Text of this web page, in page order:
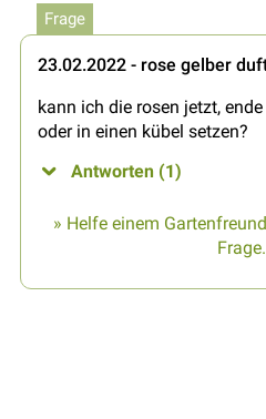
Frage
23.02.2022 - rose gelber
kann ich die rosen jetzt,
oder in einen kübel setzen?
Antworten (1)
» Helfe einem